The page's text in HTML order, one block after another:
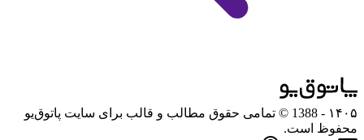
۱۴۰۵
- 1388 © تمامی حقوق مطالب و قالب برای سایت پاتوق‌یو
محفوظ است.